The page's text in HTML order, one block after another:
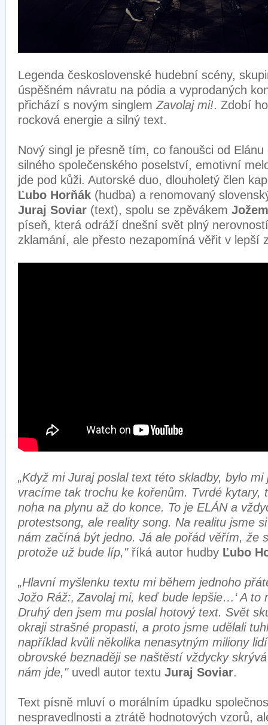
Legenda československé hudební scény,
úspěšném návratu na pódia a vyprodaných
přichází s novým singlem Zavolaj mi!. Zdobí
rocková energie a silný text.
Nový singl je přesně tím, co fanoušci od
silného společenského poselství, emotivní
jde pod kůži. Autorské duo, dlouholetý člen
Ľubo Horňák (hudba) a renomovaný
Juraj Soviar (text), spolu se zpěvákem
píseň, která odráží dnešní svět plný
zklamání, ale přesto nezapomíná věřit v lepší
„Když mi Juraj poslal text této skladby, bylo mi
vracíme tak trochu ke kořenům. Tvrdé kytary,
noha na plynu až do konce. To je ELÁN a
protestsong, ale reality song. Na realitu jsme
nám začíná být jedno. Já ale pořád věřím, že
protože už bude líp,"říká autor hudby Ľubo
„Hlavní myšlenku textu mi během jednoho
Jožo Ráž:‚ Zavolaj mi, keď bude lepšie…‘ A to
Druhý den jsem mu poslal hotový text. Svět
okraji strašné propasti, a proto jsme udělali
například kvůli několika nenasytným miliony
obrovské beznaději se naštěstí vždycky
nám jde,"uvedl autor textu Juraj Soviar.
Text písně mluví o morálním úpadku
nespravedlnosti a ztrátě hodnotových vzorů,